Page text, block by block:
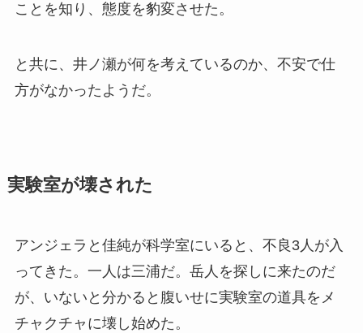
ことを知り、態度を豹変させた。
と共に、井ノ瀬が何を考えているのか、不安で仕
方がなかったようだ。
実験室が壊された
アンジェラと佳純が科学室にいると、不良3人が入
ってきた。一人は三浦だ。岳人を探しに来たのだ
が、いないと分かると腹いせに実験室の道具をメ
チャクチャに壊し始めた。